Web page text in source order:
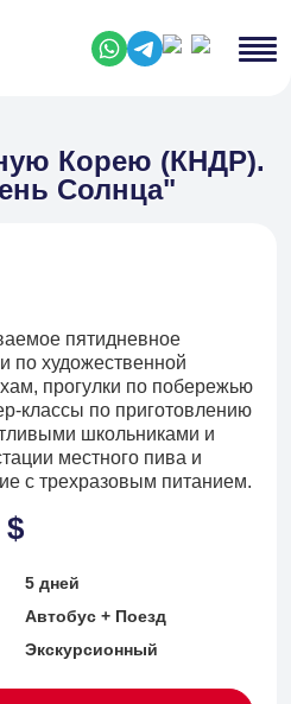
Корею (КНДР).
Солнца"
пятидневное
по художественной
прогулки по побережью
по приготовлению
школьниками и
местного пива и
с трехразовым питанием.
$
5 дней
Автобус + Поезд
Экскурсионный